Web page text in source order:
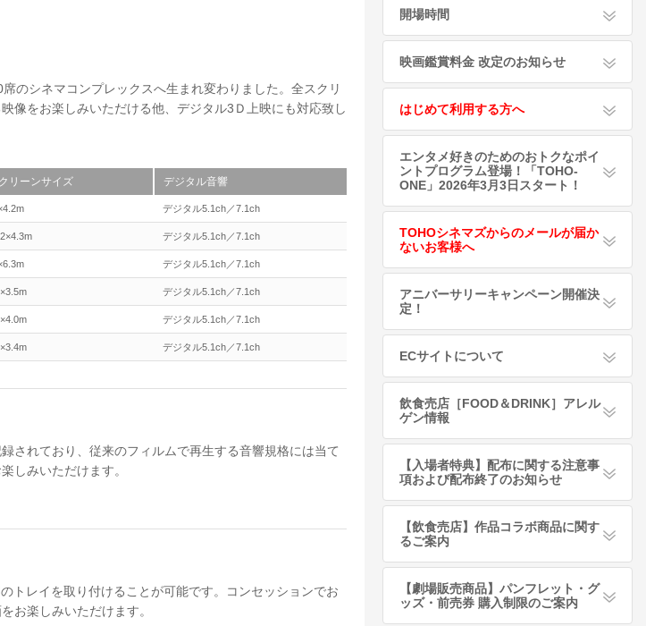
のシネマコンプレックスへ生まれ変わりました。全スクリ
像をお楽しみいただける他、デジタル3Ｄ上映にも対応致し
リーンサイズ デジタル音響
デジタル5.1ch／7.1ch
デジタル5.1ch／7.1ch
デジタル5.1ch／7.1ch
デジタル5.1ch／7.1ch
デジタル5.1ch／7.1ch
デジタル5.1ch／7.1ch
されており、従来のフィルムで再生する音響規格には当て
しみいただけます。
トレイを取り付けることが可能です。コンセッションでお
お楽しみいただけます。
開場時間
映画鑑賞料金 改定のお知らせ
はじめて利用する方へ
エンタメ好きのためのおトクなポイ
ントプログラム登場！「TOHO-
ONE」2026年3月3日スタート！
TOHOシネマズからのメールが届か
ないお客様へ
アニバーサリーキャンペーン開催決
定！
ECサイトについて
飲食売店［FOOD＆DRINK］アレル
ゲン情報
【入場者特典】配布に関する注意事
項および配布終了のお知らせ
【飲食売店】作品コラボ商品に関す
るご案内
【劇場販売商品】パンフレット・グ
ッズ・前売券 購入制限のご案内